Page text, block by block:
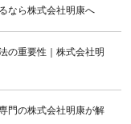
なら株式会社明康へ
の重要性｜株式会社明
門の株式会社明康が解